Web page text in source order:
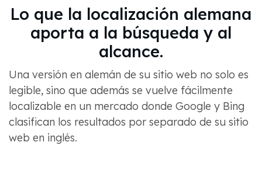
Lo que la localización alemana
aporta a la búsqueda y al
alcance.
Una versión en alemán de su sitio web no solo es
legible, sino que además se vuelve fácilmente
localizable en un mercado donde Google y Bing
clasifican los resultados por separado de su sitio
web en inglés.